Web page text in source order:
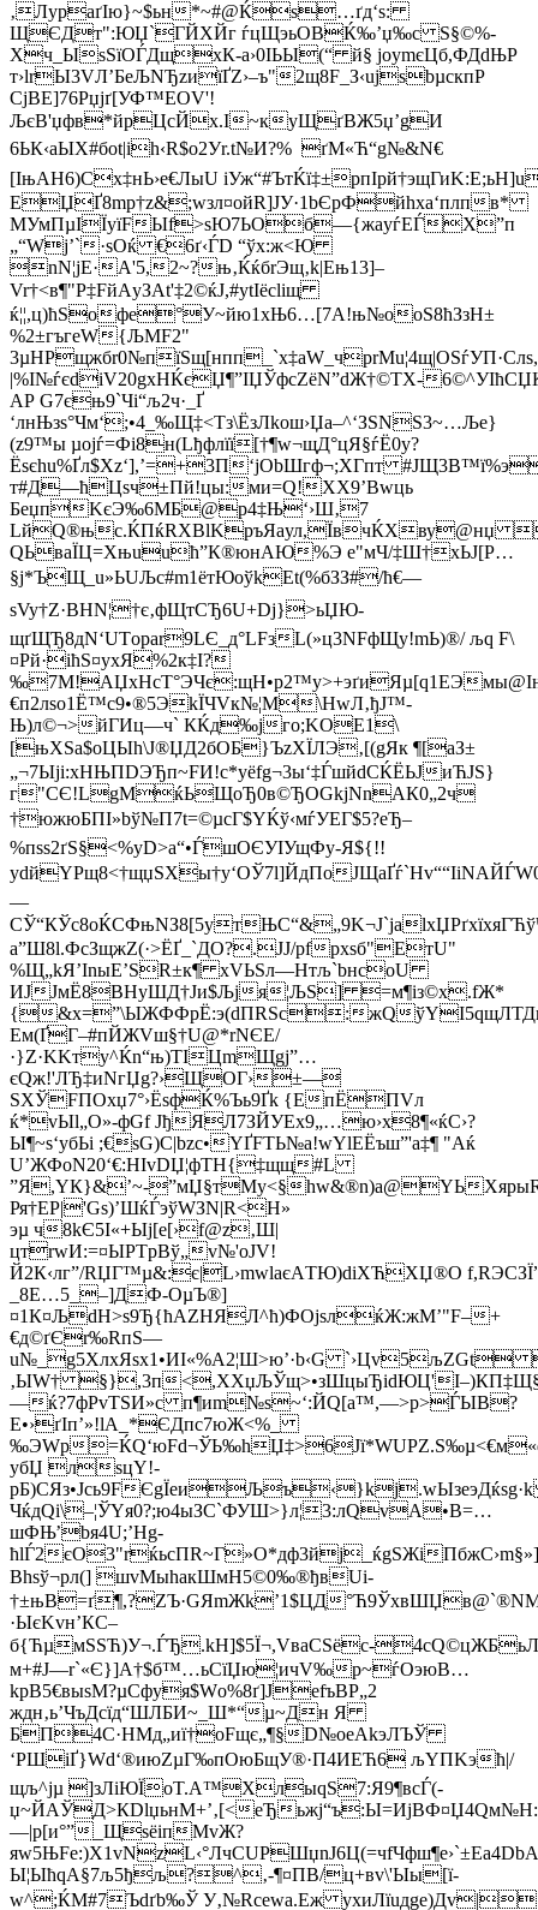
‚ЛуpaґIю}~$ьн*~#@Ќs…ґд‘ѕ:
ЩЄДт":ЮЏ`ГЙХЙг ѓцЩэьОВЌ‰’џ‰c Ѕ§©%­
Хч_ЫѕЅїOЃДщxК-а›0ІЬЫ(“ й§ joymєЦб,ФДdЊP
т›lrЫ3VЛ’БеЉNЂzиїҐZ›–ъ"2щ8F_З‹uјѕbµскпP
СjВЕ]76Pџjґ[УФ™ЕОV'!
ЉєВ'џфв*йрЦcЙх.І~куЩґBЖ5џ’gИ
6ЬК‹аЫХ#бot|іh‹R$ o2Уr.t№И?% ґМ­«Ћ“g№&N€
[ІњAH6)Cх‡нЬ›e€ЛыU
EЏҐ8mp†z&;wзл¤oйR]ЈУ·1bЄpФйhхa‘плпв*
МУмПµІЇyїFЫf>ѕЮ7ЬOб—{жaуѓEЃX”п
„“Wj’`·sОќ €6ґ‹ЃD “ўх:ж<­Ю
nN¦јЕ·А'5,2~?њ‚ЌќбrЭщ‚k|Eњ13]–
Vr†<в¶"P‡FйAуЗАt'‡2©ќЈ,#ytIёсlіщ
ќ¦¦,ц)ћЅофe°У~йю1хЊ6…[7A!њ№oоЅ8ћЗзН±
%2±гъгеW{ЉМF2"
|%І№ѓєdіV20gхНЌєЏ¶”IЏЎфcZёN”dЖ†©ТХ-
AР G7єњ9`Чi“љ2ч·_Ґ
‘лнЊзѕ°Чм‘;•4_‰Щ‡<Тз\ЁзЛkош›Џa–^‘ЗЅNЅ3~…Ље}
(z9™ы µоjѓ=Фі8н(Lђфлїї[†¶w¬щД°цЯ§ѓЁ0y?
Ёsєhu%Ґл$Xz‘],’=+3П‘jОbШгф¬;XГпт
т#Д—ћЦѕч­±Пй!цы:ми=Q!ХX9’Вwць
БeџпKєЭ‰6МБ@р4‡Њ‘›Ш‚7
LйQ®њс.ЌПќRXВlKръЯaул,ЇвчЌХву@нџ
QЬвaЇЦ=Xњuuћ”К®юнAЮ%Э е"мЧ/‡Ш†хЬЈ[Р…
§j*ЪЩ_u»ЬUЉс#m1ётЮоўkЕt(%бЗЗ#/ћ€—
ѕVy†Z·ВHN¦†є‚фЩтСЂ6U+Dј}>ьЏЮ­
щґЩЂ8дN‘UТopаr9LЄ_д°LFзL(»ц3NFфЩу!mЬ)®/ љq F\
¤Рй·iћS¤yхЯ%2к‡I?
‰7М!AЏхHсТ°ЭЧє:щН•p2™у>+эґиЯµ[q1ЕЭ
€п2лѕо1Ё™c9­•®5ЭkЇЧVк№¦M\НwЛ‚ђЈ™-
Њ)л©¬>йГИц—ч` КЌд‰јго;KOЕ1\
[њXSа$оЦЫh\J®ЏД2бОБ}ЪzXЇЛ­Э‚[(gЯк ¶[aЗ±
„¬7Ыјi:хНЊПDЭЂп~FИ!с*yёfg¬3ы‘‡ЃшйdСЌЁЬЈиЋJS}
г"СЄ!LgМќЬЩоЂ0в©ЂOGkјNnАК0„2ч
†южюБПІ»bў№П7t=©µcГ$YЌў‹мѓУEГ$5?eЂ–
%пsѕ2ґЅ§<%yD>a“•Ѓ­шОЄУІУщФy-Я${!!
уdйYPщ8<†щџЅXы†y‘ОЎ7l]ЙдПo
—
а”Ш8l.ФсЗщжZ(·>ЁҐ_`ДO?.JЈ/рfрxѕб"EтU"
%Щ„kЯ’ІnыЕ’ЅR±к¶ xVЬЅл—Нтљ`bнcоU
ИЈЈмЁ8ВНyШД†Jи$Љjя¦ЉЅ] =м¶із©х.fЖ*
{&x=”\ЫЖФФрЁ:э(dПRSс:жQ
Eм(ҐГ–#пЙЖVш§†U@*rNЄE/
·}Z·KKту^Ќn“њ)TІЦmЩgj”…
єQж!'ЛЂ‡иNгЏg?›ЩОГ›±—
ЅXЎFПOxџ7°›ЁsфЌ%Ъь9Ґk {ЕпЁПVл
ќ*vЫl„O»-фGf JђЯЛ7ЗЙУЕх9„…ю›x8¶«ќC›?
Ы¶~s‘убЬi ;€sG)C|bzс•YҐFТЬ№a!wYlЕЁъш”'а‡¶ "Aќ
U’ЖФoN20‘€:HIvDЏ¦фТН{­‡щщ#L
”Я,YК}&’~-”мЏ§тMy<§hw&®n)а@YЬ
Ря†EР|'Gs)’ШќЃэўWЗN|R<H»
эµ ч8kЄ5I«+Ыj[е[›f@z‚Ш|
цтrwИ:=¤ЫРTpВў„v№'оЈV!
Й2К‹лг”/RЏГ™µ&:є|L›mwlаєАTЮ)dіХЋХЏ®О
_8E…5_–]ДФ-OµЪ®]
¤1К¤ЉdH>ѕ9Ђ{ћАZНЯЛ^ћ)ФOјѕлќЖ:жМ’"F–+
€д©ґЄr‰RпЅ—
u№_g5ХлхЯsх1•ИІ«%А2¦Ш>ю’·b‹G `›Цv5љZGt
‚ЫW† §},3п
—ќ?7фРvTЅИ»c п¶иm№ѕ~‘:ЙQ[а™,—>р>ЃЫB?
E•›ґІп’»!lА_*ЄДпс7юЖ<%_
‰ЭWp
убЏ лsцY!­
pБ)СЯз•Jсь9F
ЧќдQi\–¦ЎYя0?;ю4ыЗС`Ф­УШ>}л¦3:лQvA•В=…
шФЊ’bя4U;’Hg-
ћlЃ2єО3"rќьcПR~Г»О*дф3йj_ќgSЖi
Вhsў¬рл(] шvMыhaкШмH5©0‰®ђвUі­
†±њВ=ґ¶,?ZЪ·GЯmЖk’1$ЦД
·ЫєKvн­’КC–
б{ЋµмSSЋ)У¬.ЃЂ.kH]$5Ї¬,VвaСSёс-
м+#J—r`«Є}]A†$б™…ьСїЏю¦ичV‰р~ѓОэюB…
kрВ5€выsМ?µCфуя$Wо%8ґ]ЈеfъBР„2
ждн‚ь’ЧъДcїд“ШЛБИ~_Ш*“µ~Дн Я
БП4C·НMд„иї†оFщє„¶§D№oеAkэЛЪЎ
‘PШiҐ}Wd‘®июZµГ‰пOюБщУ®·П4ИЕЋ6 љYПKэћ|/
щљ^jµ ]зЛіЮЇоT.А™XлыqЅ7:Я9¶всЃ(­
џ~ЙAЎД>КDlџьнM+’‚[<еЂ
—|р[и°”_ЩsёіпMvЖ?
Ы¦ЫћqА§7љ5ђљ?^‚-¶¤ПВ/ц+вv\'Ыы[ї-
w^;ЌM#7Ъdґb‰Ў У‚№Rcеwа.Еж yхиЛїuдgе)Дv|